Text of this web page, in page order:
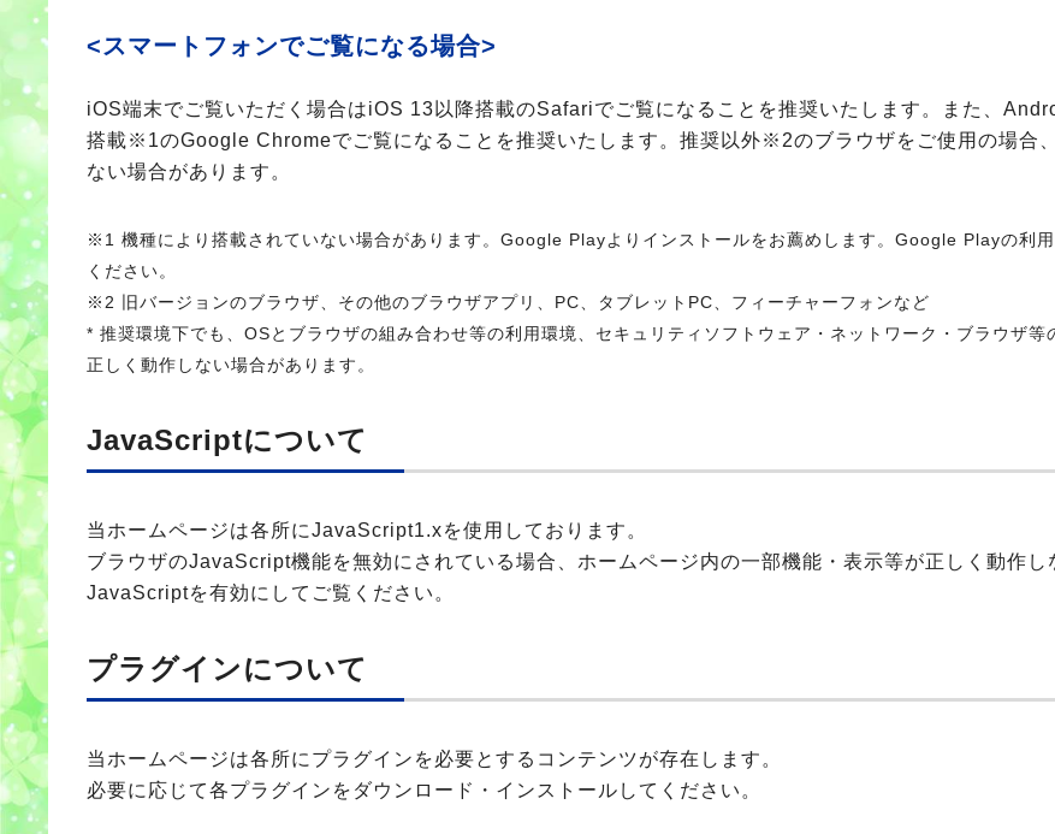
<スマートフォンでご覧になる場合>
iOS端末でご覧いただく場合はiOS 13以降搭載のSafariでご覧になることを推奨いたします。また、
搭載※1のGoogle Chromeでご覧になることを推奨いたします。推奨以外※2のブラウザをご使用の場合
ない場合があります。
※1 機種により搭載されていない場合があります。Google Playよりインストールをお薦めします。Google Playの利
ください。
※2 旧バージョンのブラウザ、その他のブラウザアプリ、PC、タブレットPC、フィーチャーフォンなど
* 推奨環境下でも、OSとブラウザの組み合わせ等の利用環境、セキュリティソフトウェア・ネットワーク・ブラウザ
正しく動作しない場合があります。
JavaScriptについて
当ホームページは各所にJavaScript1.xを使用しております。
ブラウザのJavaScript機能を無効にされている場合、ホームページ内の一部機能・表示等が正しく動作し
JavaScriptを有効にしてご覧ください。
プラグインについて
当ホームページは各所にプラグインを必要とするコンテンツが存在します。
必要に応じて各プラグインをダウンロード・インストールしてください。